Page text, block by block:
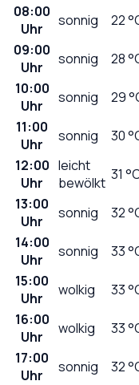
08:00
Uhr
sonnig 22
09:00
Uhr
sonnig 28
10:00
Uhr
sonnig 29
11:00
Uhr
sonnig 30
12:00
Uhr
leicht
bewölkt 31
13:00
Uhr
sonnig 32
14:00
Uhr
sonnig 33
15:00
Uhr
wolkig 33
16:00
Uhr
wolkig 33
17:00
Uhr
sonnig 32